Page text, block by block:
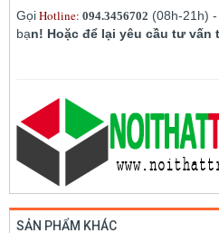
GọiHotline: 094.3456702 (08h-21h)
bạn! Hoặc để lại yêu cầu tư vấn
SẢN PHẨM KHÁC